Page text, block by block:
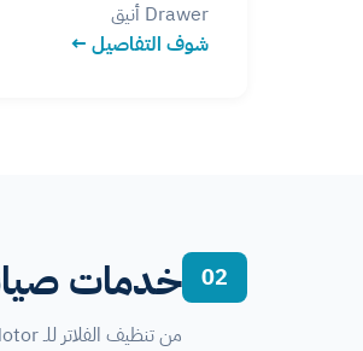
Drawer أنيق
شوف التفاصيل ←
02 خدمات
من تنظيف الفلاتر للـ Motor، من فلتر الكربون لـ Exhaust Vent — كل خدمة بضمان موثق.